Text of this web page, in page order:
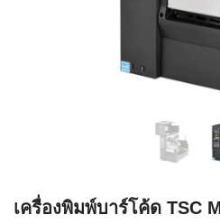
เครื่องพิมพ์บาร์โค้ด TSC